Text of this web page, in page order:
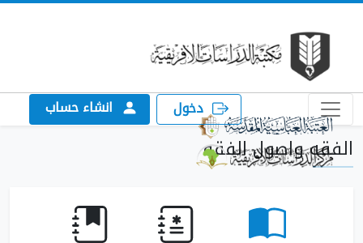
دخول انشاء حساب
واصول الفقه